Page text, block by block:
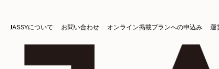
JASSYについて お問い合わせ オンライン掲載プランへの申込み 運